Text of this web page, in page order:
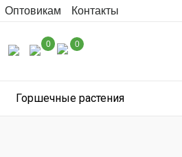
Оптовикам Контакты
0 0
Горшечные растения